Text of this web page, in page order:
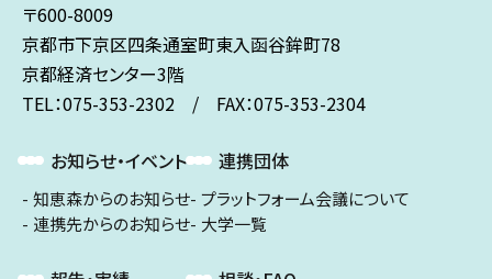
〒600-8009
京都市下京区四条通室町東入函谷鉾町78
京都経済センター3階
TEL：075-353-2302 / FAX：075-353-2304
お知らせ・イベント
知恵森からのお知らせ
連携先からのお知らせ
連携団体
プラットフォーム会議について
大学一覧